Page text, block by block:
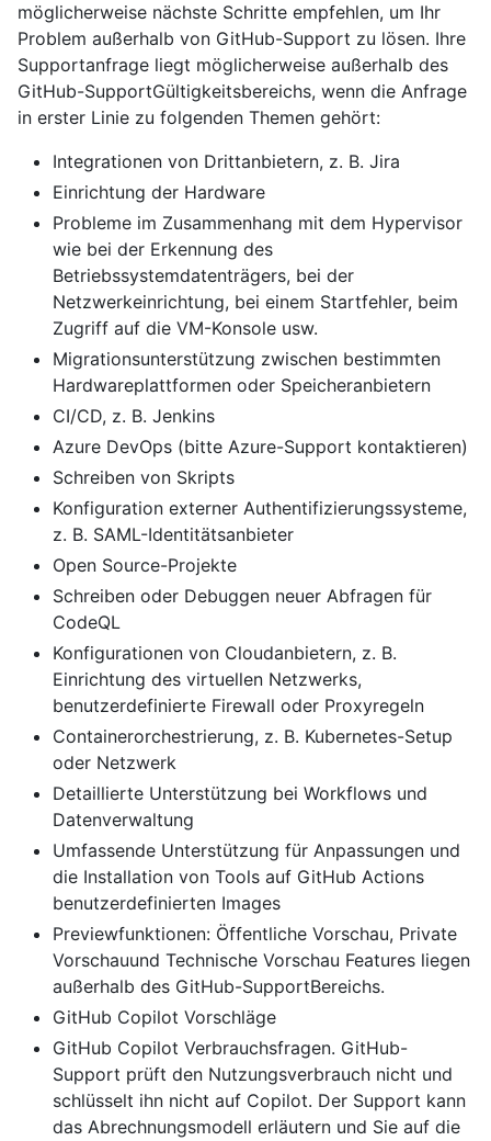
möglicherweise nächste Schritte empfehlen, um Ihr
Problem außerhalb von GitHub-Support zu lösen. Ihre
Supportanfrage liegt möglicherweise außerhalb des
GitHub-SupportGültigkeitsbereichs, wenn die Anfrage
in erster Linie zu folgenden Themen gehört:
Integrationen von Drittanbietern, z. B. Jira
Einrichtung der Hardware
Probleme im Zusammenhang mit dem Hypervisor
wie bei der Erkennung des
Betriebssystemdatenträgers, bei der
Netzwerkeinrichtung, bei einem Startfehler, beim
Zugriff auf die VM-Konsole usw.
Migrationsunterstützung zwischen bestimmten
Hardwareplattformen oder Speicheranbietern
CI/CD, z. B. Jenkins
Azure DevOps (bitte Azure-Support kontaktieren)
Schreiben von Skripts
Konfiguration externer Authentifizierungssysteme,
z. B. SAML-Identitätsanbieter
Open Source-Projekte
Schreiben oder Debuggen neuer Abfragen für
CodeQL
Konfigurationen von Cloudanbietern, z. B.
Einrichtung des virtuellen Netzwerks,
benutzerdefinierte Firewall oder Proxyregeln
Containerorchestrierung, z. B. Kubernetes-Setup
oder Netzwerk
Detaillierte Unterstützung bei Workflows und
Datenverwaltung
Umfassende Unterstützung für Anpassungen und
die Installation von Tools auf GitHub Actions
benutzerdefinierten Images
Previewfunktionen: Öffentliche Vorschau, Private
Vorschauund Technische Vorschau Features liegen
außerhalb des GitHub-SupportBereichs.
GitHub Copilot Vorschläge
GitHub Copilot Verbrauchsfragen. GitHub-
Support prüft den Nutzungsverbrauch nicht und
schlüsselt ihn nicht auf Copilot. Der Support kann
das Abrechnungsmodell erläutern und Sie auf die